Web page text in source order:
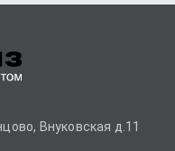
Внуковская д.11